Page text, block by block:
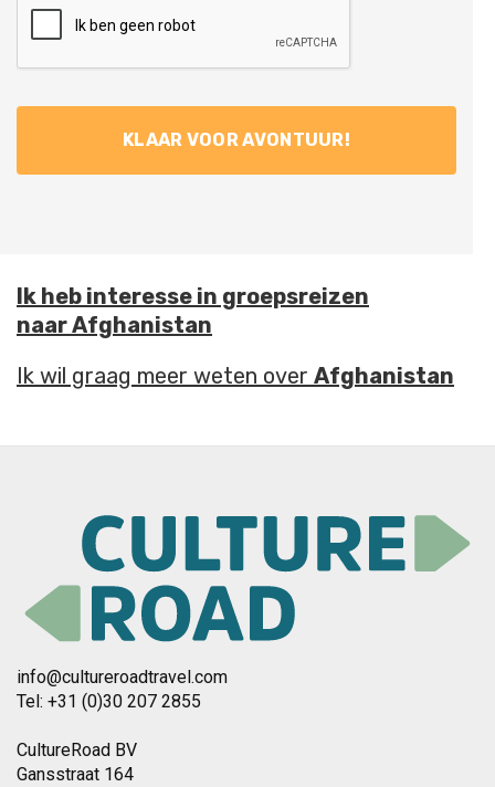
Ik heb interesse in groepsreizen
naar Afghanistan
Ik wil graag meer weten over Afghanistan
info@cultureroadtravel.com
Tel: +31 (0)30 207 2855
CultureRoad BV
Gansstraat 164